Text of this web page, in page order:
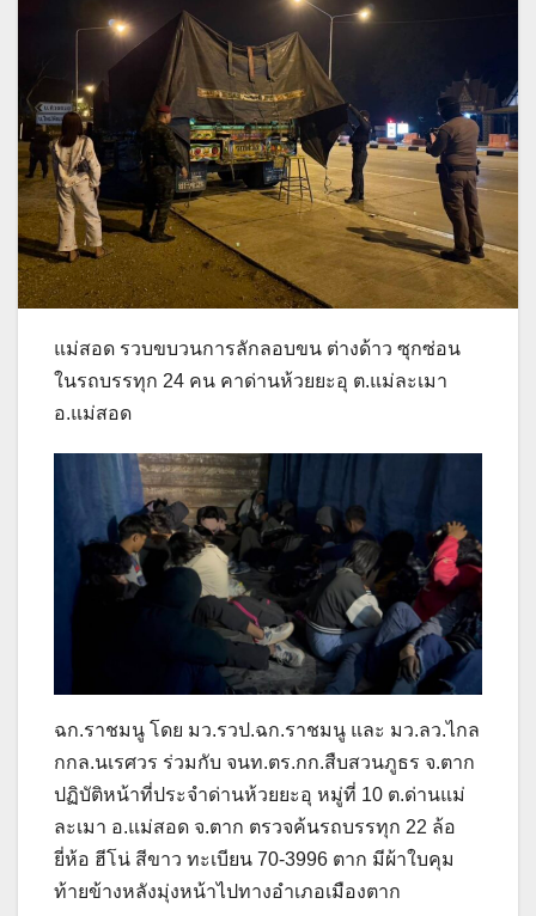
แม่สอด รวบขบวนการลักลอบขน ต่างด้าว ซุกซ่อน
ในรถบรรทุก 24 คน คาด่านห้วยยะอุ ต.แม่ละเมา
อ.แม่สอด
ฉก.ราชมนู โดย มว.รวป.ฉก.ราชมนู และ มว.ลว.ไกล
กกล.นเรศวร ร่วมกับ จนท.ตร.กก.สืบสวนภูธร จ.ตาก
ปฏิบัติหน้าที่ประจำด่านห้วยยะอุ หมู่ที่ 10 ต.ด่านแม่
ละเมา อ.แม่สอด จ.ตาก ตรวจค้นรถบรรทุก 22 ล้อ
ยี่ห้อ ฮีโน่ สีขาว ทะเบียน 70-3996 ตาก มีผ้าใบคุม
ท้ายข้างหลังมุ่งหน้าไปทางอำเภอเมืองตาก